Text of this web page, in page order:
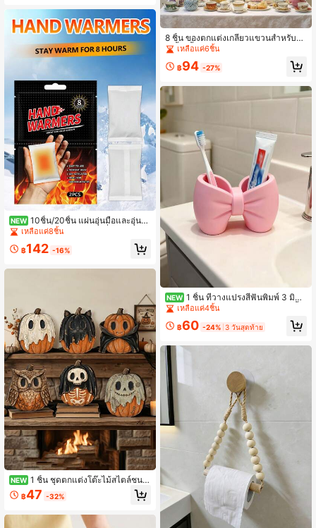
NEW 10ชิ้น/20ชิ้น แผ่นอุ่นมือและอุ่นนิ้
วเท้าแบบทำความร้อนเองที่คงทน,แผ่น
อุ่นสำหรับฤดูใบไม้ร่วง/ฤดูหนาว สำหรั
บบ้าน,สำนักงาน,แคมป์ปิ้ง,การเดินทา
วในฤดูหนาว,กิจกรรมกลางแจ้งอุ่น,แผ่น
เหลือแค่8ชิ้น
฿142 -16%
NEW 1 ชิ้น ชุดตกแต่งโต๊ะไม้สไตล์ชนบ
ทวันฮาโลวีน ฟักทอง ผีแตกหัก แมวดำ
นกฮูก กะโหลก แวมไพร์ ป้ายฟักทองกล
ง เตาผิง ชั้นวาง ถาดชั้น บ้าน ปาร์ตี้
฿47 -32%
8 ชิ้น ของตกแต่งเกลียวแขวนสำหรับงา
นเลี้ยงน้ำชา, พวงมาลัยกระดาษลายดอ
ว, วันเกิด, อุปกรณ์จัดงานปาร์ตี้ในสวน
เหลือแค่6ชิ้น
฿94 -27%
NEW 1 ชิ้น ที่วางแปรงสีฟันพิมพ์ 3 มิติ
พร้อมตกแต่งโบว์สีชมพู อุปกรณ์ห้องน้ำ
บว์สีชมพู ที่เก็บของห้องน้ำเด็กผู้หญิงที่ห
เหลือแค่4ชิ้น
฿60 -24% 3 วันสุดท้าย